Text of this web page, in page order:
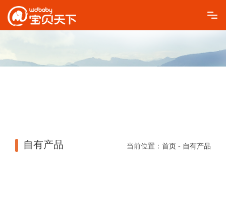
自有产品 当前位置： 首页 - 自有产品